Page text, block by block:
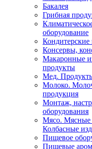
Бакалея
Грибная
оборудование
Кондитерские
Консервы,
Макаронные
продукты
Мед.
Молоко.
продукция
Монтаж,
оборудования
Мясо. Мясные
Колбасные
Пищевое
Пищевые